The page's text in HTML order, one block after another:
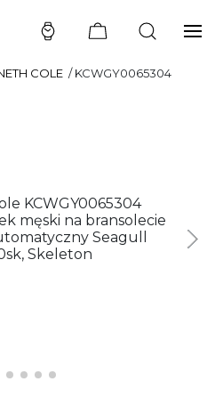
COLE /KCWGY0065304